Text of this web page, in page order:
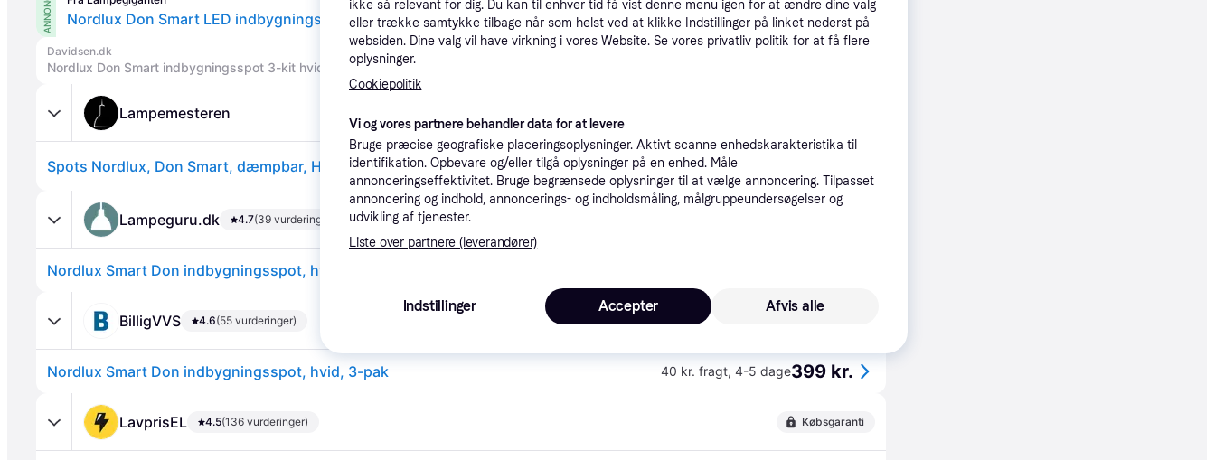
ANNONCE Nordlux Don Smart LED indbygningslampe, 3 stk, hvid Smart, dæmpbar, Hvid/opal, Badeværelse, Plast, 69 kr. fragt, 2-3 dage
Eller 143 kr./md.
Davidsen.dk
Nordlux Don Smart indbygningsspot 3-kit hvid
Lampemesteren
Spots Nordlux, Don Smart, dæmpbar, Hvid, Badeværelse, Plastik 29 kr. fragt ,2-5 dage
Eller 136 kr./md.
Lampeguru.dk 4.7(39 vurderinger)
Nordlux Smart Don indbygningsspot, hvid, 3-pak
BilligVVS 4.6(55 vurderinger)
Nordlux Smart Don indbygningsspot, hvid, 3-pak 40 kr. fragt, 4-5 dage399 kr.
LavprisEL 4.5(136 vurderinger) Købsgaranti
ikke så relevant for dig. Du kan til enhver tid få vist denne menu igen for at ændre dine valg
eller trække samtykke tilbage når som helst ved at klikke Indstillinger på linket nederst på
websiden. Dine valg vil have virkning i vores Website. Se vores privatliv politik for at få flere
oplysninger.
Cookiepolitik
Vi og vores partnere behandler data for at levere
Bruge præcise geografiske placeringsoplysninger. Aktivt scanne enhedskarakteristika til
identifikation. Opbevare og/eller tilgå oplysninger på en enhed. Måle
annonceringseffektivitet. Bruge begrænsede oplysninger til at vælge annoncering. Tilpasset
annoncering og indhold, annoncerings- og indholdsmåling, målgruppeundersøgelser og
udvikling af tjenester.
Liste over partnere (leverandører)
Indstillinger Afvis alle
Accepter